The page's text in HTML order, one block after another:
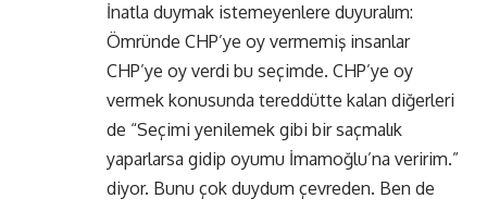
İnatla duymak istemeyenlere duyuralım:
Ömründe CHP’ye oy vermemiş insanlar
CHP’ye oy verdi bu seçimde. CHP’ye oy
vermek konusunda tereddütte kalan diğerleri
de “Seçimi yenilemek gibi bir saçmalık
yaparlarsa gidip oyumu İmamoğlu’na veririm.”
diyor. Bunu çok duydum çevreden. Ben de